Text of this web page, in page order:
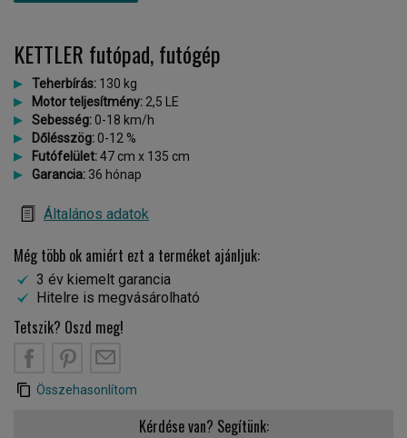
KETTLER futópad, futógép
Teherbírás: 130 kg
Motor teljesítmény: 2,5 LE
Sebesség:0-18 km/h
Dőlésszög:0-12 %
Futófelület:47 cm x 135 cm
Garancia: 36 hónap
Általános adatok
Még több ok amiért ezt a terméket ajánljuk:
3 év kiemelt garancia
Hitelre is megvásárolható
Tetszik? Oszd meg!
Összehasonlítom
Kérdése van? Segítünk: